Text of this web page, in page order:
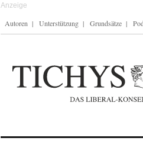
Autoren Unterstützung Grundsätze